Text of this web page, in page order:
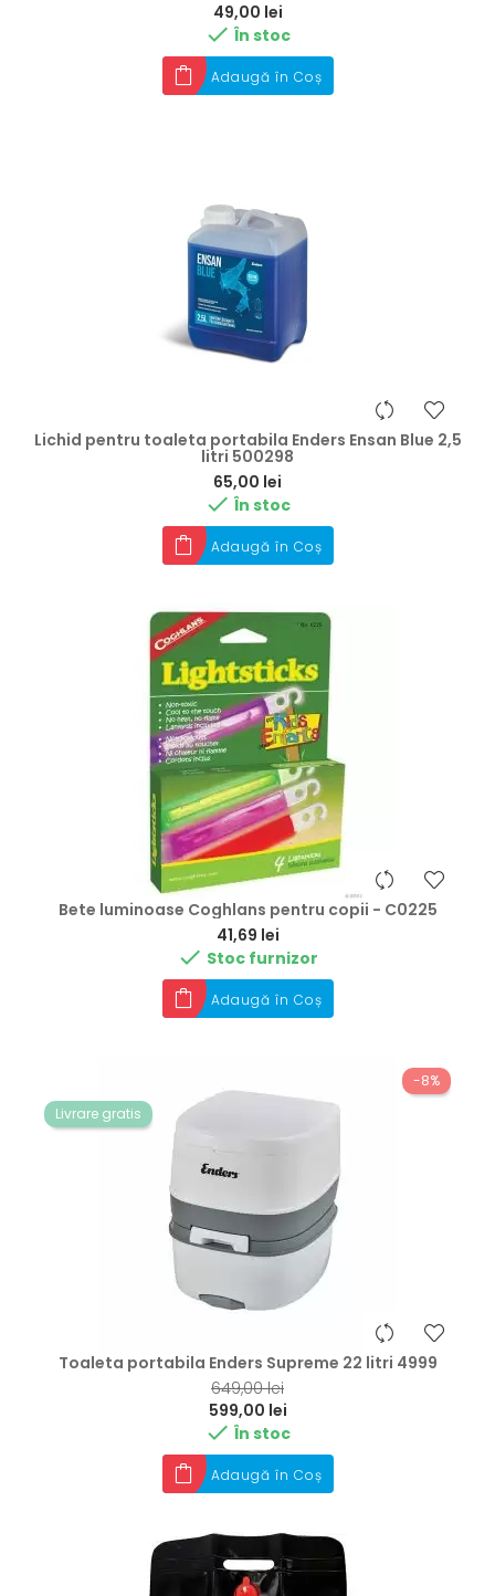
49,00 lei
 În stoc
Adaugă în Coș
Lichid pentru toaleta portabila Enders Ensan Blue 2,5
litri 500298
65,00 lei
 În stoc
Adaugă în Coș
Bete luminoase Coghlans pentru copii - C0225
41,69 lei
 Stoc furnizor
Adaugă în Coș
-8%
Livrare gratis
Toaleta portabila Enders Supreme 22 litri 4999
649,00 lei
599,00 lei
 În stoc
Adaugă în Coș